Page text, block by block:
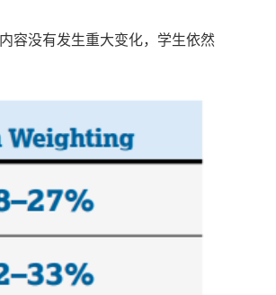
容没有发生重大变化，学生依然